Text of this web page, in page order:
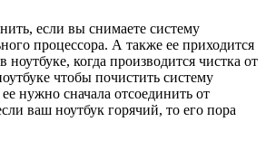
если вы снимаете систему
процессора. А также ее приходится
ноутбуке, когда производится чистка от
чтобы почистить систему
нужно сначала отсоединить от
ваш ноутбук горячий, то его пора